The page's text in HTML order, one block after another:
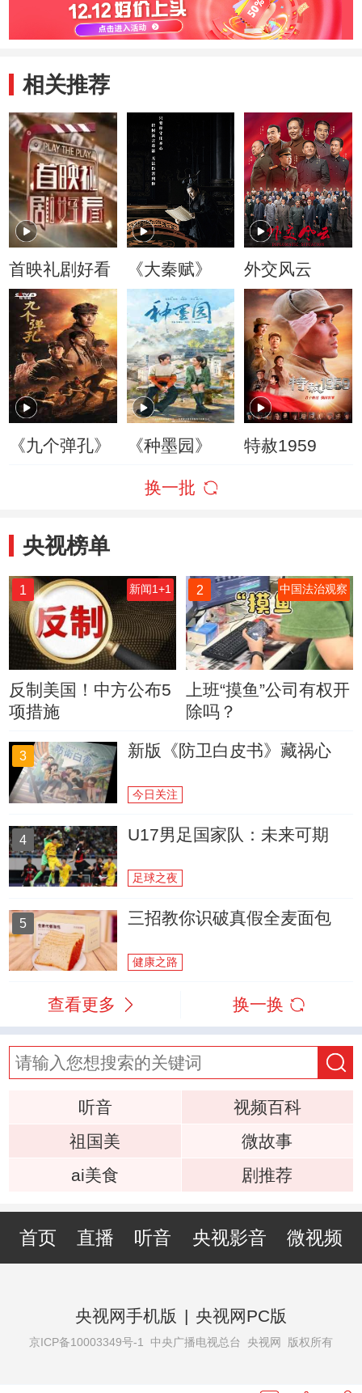
相关推荐
首映礼剧好看 《大秦赋》 外交风云
《九个弹孔》 《种墨园》 特赦1959
换一批
央视榜单
1 新闻1+1
反制美国！中方公布5
项措施
2 中国法治观察
上班“摸鱼”公司有权开
除吗？
3 新版《防卫白皮书》藏祸心
今日关注
4 U17男足国家队：未来可期
足球之夜
5 三招教你识破真假全麦面包
健康之路
查看更多 换一换
听音
视频百科
祖国美
微故事
ai美食
剧推荐
首页 直播 听音 央视影音 微视频
央视网手机版 | 央视网PC版
京ICP备10003349号-1 中央广播电视总台 央视网 版权所有